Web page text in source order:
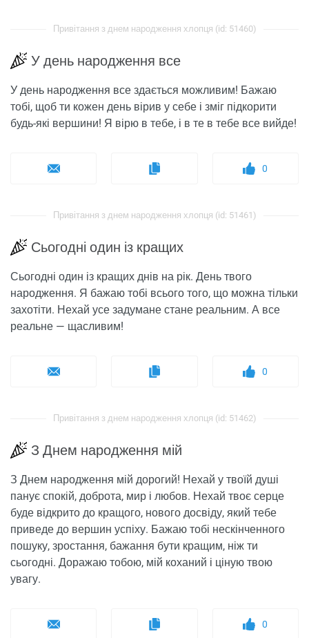
Привітання з днем ​​народження хлопця (id: 51460)
У день народження все
У день народження все здається можливим! Бажаю
тобі, щоб ти кожен день вірив у себе і зміг підкорити
будь-які вершини! Я вірю в тебе, і в те в тебе все вийде!
0
Привітання з днем ​​народження хлопця (id: 51461)
Сьогодні один із кращих
Сьогодні один із кращих днів на рік. День твого
народження. Я бажаю тобі всього того, що можна тільки
захотіти. Нехай усе задумане стане реальним. А все
реальне — щасливим!
0
Привітання з днем ​​народження хлопця (id: 51462)
З Днем народження мій
З Днем народження мій дорогий! Нехай у твоїй душі
панує спокій, доброта, мир і любов. Нехай твоє серце
буде відкрито до кращого, нового досвіду, який тебе
приведе до вершин успіху. Бажаю тобі нескінченного
пошуку, зростання, бажання бути кращим, ніж ти
сьогодні. Доражаю тобою, мій коханий і ціную твою
увагу.
0